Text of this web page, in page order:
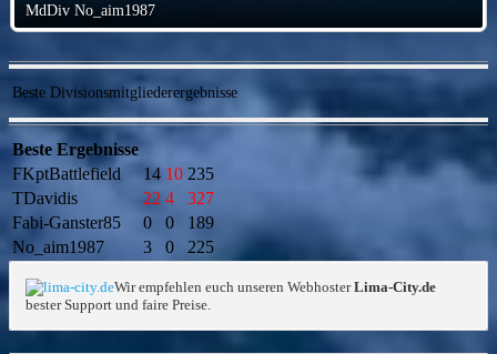
MdDiv No_aim1987
Beste Divisionsmitgliederergebnisse
Beste Ergebnisse
FKptBattlefield
14 10 235
TDavidis
22 4
327
Fabi-Ganster85
0 0
189
No_aim1987
3 0 225
Wir empfehlen euch unseren WebhosterLima-City.de
bester Support und faire Preise.